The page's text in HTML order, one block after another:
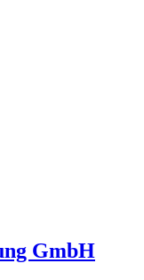
GmbH